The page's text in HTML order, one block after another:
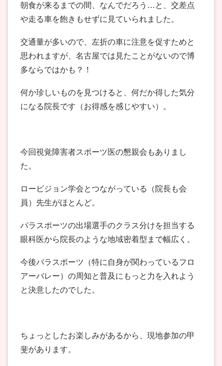
朝食が来るまでの間、なんでだろう…と、交差点
や走る車を飽きもせずに見ていられました。
交通量が多いので、左折の車に注意を促すためと
思われますが、名古屋では見たことがないので博
多ならではかも？！
何か珍しいものを見つけると、何だか得した気分
になる院長です（お得感を感じやすい）。
今回視覚障害者スポーツ医の懇親会もありまし
た。
ロービジョン学会とつながっている（院長も会
員）先生がほとんど。
パラスポーツの出場選手のクラス分けを担当する
眼科医から院長のような地域密着型まで幅広く。
今後パラスポーツ（特に自身が関わっているフロ
アーバレー）の周知と普及にもっと力を入れよう
と決意したのでした。
ちょっとしたお楽しみがあるから、現地参加の甲
斐があります。